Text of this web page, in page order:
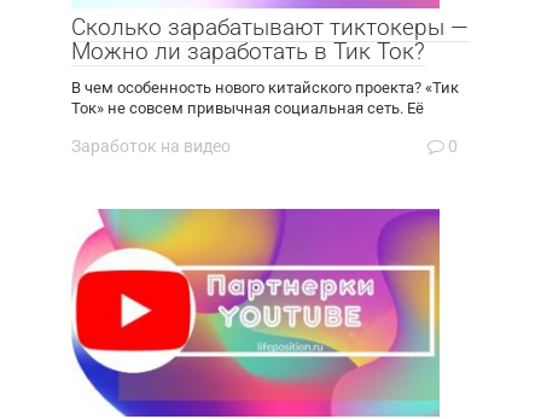
Сколько зарабатывают тиктокеры —
Можно ли заработать в Тик Ток?
В чем особенность нового китайского проекта? «Тик
Ток» не совсем привычная социальная сеть. Её
Заработок на видео 0